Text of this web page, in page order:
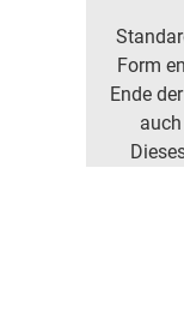
Form
Ende